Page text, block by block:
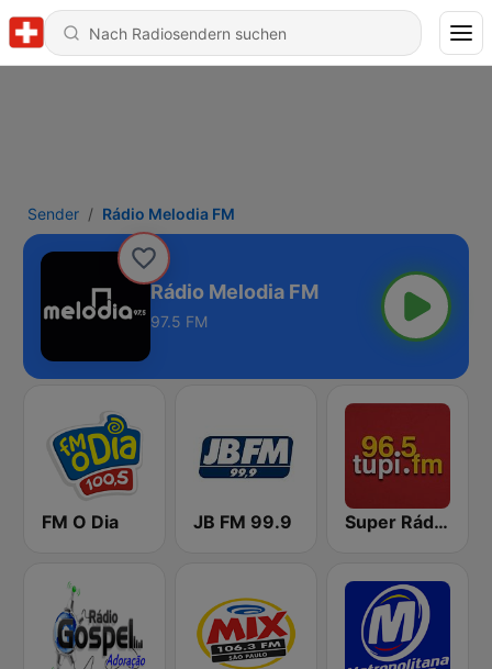
Sender Rádio Melodia FM
Rádio Melodia FM
97.5 FM
FM O Dia JB FM 99.9 Super Rádio Tupi